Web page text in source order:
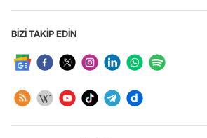
BİZİ TAKİP EDİN